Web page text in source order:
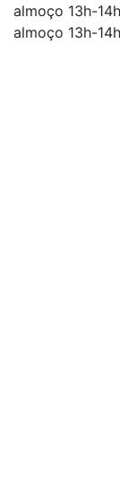
almoço 13h-
almoço 13h-